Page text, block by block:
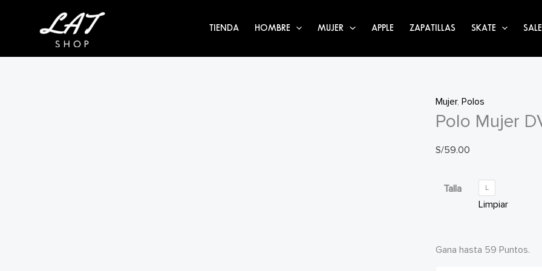
TIENDA HOMBRE MUJER APPLE ZAPATILLAS SKATE SALE
Mujer, Polos
Polo Mujer
S/59.00
Talla L
Limpiar
Gana hasta 59 Puntos.